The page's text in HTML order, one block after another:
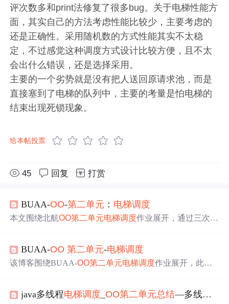
评次数多和print法修复了很多bug。关于电梯性能方
面，其实自己的方法考虑性能比较少，主要考虑的
还是正确性。采用随机数的方式性能其实不太稳
定，不过感觉这种调度方式设计比较方便，且不太
会出什么错误，还是选择采用。
主要的一个劣势就是没有把人送回原请求池，而是
直接塞到了电梯的队列中，主要的考量是怕电梯的
结束出现死锁现象。
给本帖投票
45 回复 打赏
BUAA-OO-第二单元 ： 电梯调度
本文围绕北航OO第二单元电梯调度作业展开，通过三次迭
锁的选择及出现的Bugs。还提及评测机搭建和心得体会，
强调线程安全和层次化设计的重要性。
BUAA-OO 第二单元-电梯调度
该博客围绕BUAA-OO第二单元电梯调度作业展开，此单
及生产者 - 消费者模型、多种分配策略、双轿厢电梯改造
java多线程电梯调度 OO第二单元总结—多线程